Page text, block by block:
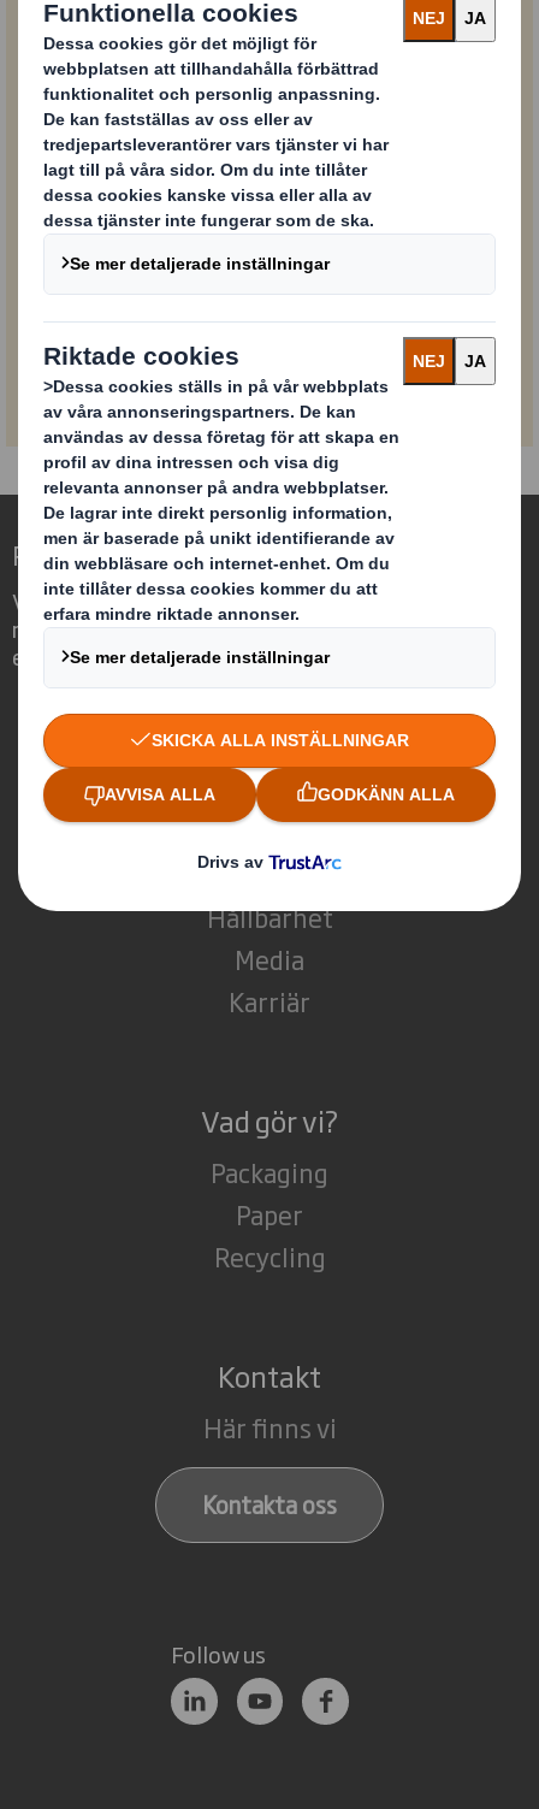
Ja, jag vill gärna få meddelanden, nyheter och
uppdateringar om produkter och tjänster från
via e-post.
avanmälningsfunktionen längst ner i våra e-
postmeddelanden eller genom att skicka in ett
kontaktformulär på vår webbplats.
och skyddar dina personuppgifter,hittar du här.
Submit
Redefining Packaging for a Changing World
Vi differentierar oss genom att se
möjligheten för förpackningar att spela
en viktig roll i vår omvärld.
Vilka är vi?
Om DS Smith
Om International Paper
Om IP & DS Smiths sammanslagning
Hållbarhet
Media
Karriär
Vad gör vi?
Packaging
Paper
Recycling
Kontakt
Här finns vi
Kontakta oss
Follow us